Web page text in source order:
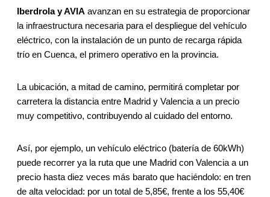
Iberdrola y AVIA avanzan en su estrategia de proporcionar
la infraestructura necesaria para el despliegue del vehículo
eléctrico, con la instalación de un punto de recarga rápida
trío en Cuenca, el primero operativo en la provincia.
La ubicación, a mitad de camino, permitirá completar por
carretera la distancia entre Madrid y Valencia a un precio
muy competitivo, contribuyendo al cuidado del entorno.
Así, por ejemplo, un vehículo eléctrico (batería de 60kWh)
puede recorrer ya la ruta que une Madrid con Valencia a un
precio hasta diez veces más barato que haciéndolo: en tren
de alta velocidad: por un total de 5,85€, frente a los 55,40€